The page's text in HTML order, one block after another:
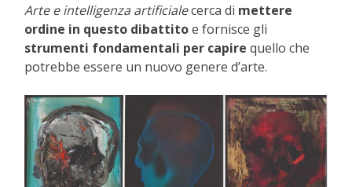
Arte e intelligenza artificialecerca di mettere
ordine in questo dibattitoe fornisce gli
strumenti fondamentali per capire quello che
potrebbe essere un nuovo genere d’arte.